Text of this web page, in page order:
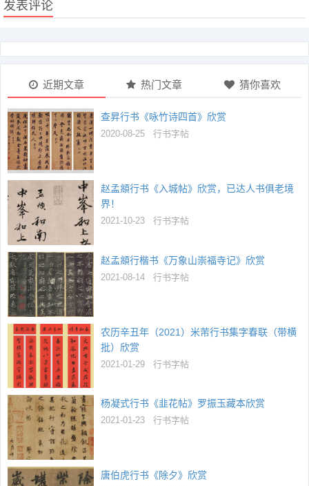
发表评论
近期文章 热门文章 猜你喜欢
查昇行书《咏竹诗四首》欣赏
2020-08-25 行书字帖
赵孟頫行书《入城帖》欣赏，已达人书俱老境
界！
2021-10-23 行书字帖
赵孟頫行楷书《万象山崇福寺记》欣赏
2021-08-14 行书字帖
农历辛丑年（2021）米芾行书集字春联（带横
批）欣赏
2021-01-29 行书字帖
杨凝式行书《韭花帖》罗振玉藏本欣赏
2021-01-23 行书字帖
唐伯虎行书《除夕》欣赏